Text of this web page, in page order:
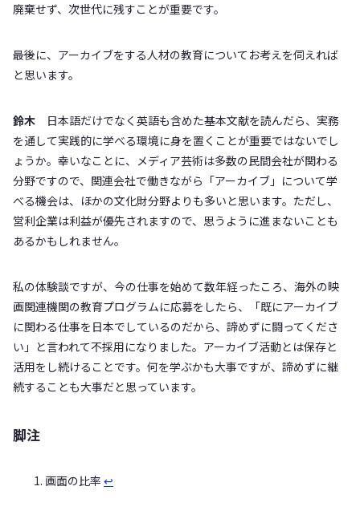
廃棄せず、次世代に残すことが重要です。
――最後に、アーカイブをする人材の教育についてお考えを伺えれば
と思います。
鈴木 日本語だけでなく英語も含めた基本文献を読んだら、実務
を通して実践的に学べる環境に身を置くことが重要ではないでし
ょうか。幸いなことに、メディア芸術は多数の民間会社が関わる
分野ですので、関連会社で働きながら「アーカイブ」について学
べる機会は、ほかの文化財分野よりも多いと思います。ただし、
営利企業は利益が優先されますので、思うように進まないことも
あるかもしれません。
私の体験談ですが、今の仕事を始めて数年経ったころ、海外の映
画関連機関の教育プログラムに応募をしたら、「既にアーカイブ
に関わる仕事を日本でしているのだから、諦めずに闘ってくださ
い」と言われて不採用になりました。アーカイブ活動とは保存と
活用をし続けることです。何を学ぶかも大事ですが、諦めずに継
続することも大事だと思っています。
脚注
画面の比率 ↩︎